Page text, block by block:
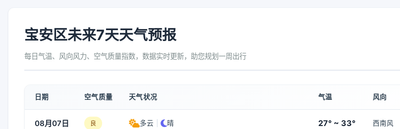
宝安区未来7天天气预报
每日气温、风向风力、空气质量指数，数据实时更新，助您规划一周出行
日期 空气质量 天气状况 气温 风向
08月07日 良 多云 晴 27° ~ 33° 西南风